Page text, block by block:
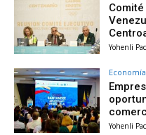
Yohenli
Economía
Yohenli